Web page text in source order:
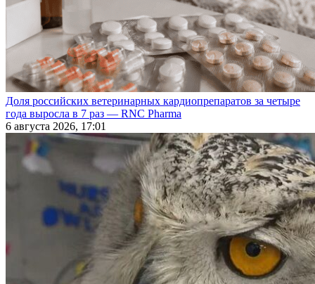
Доля российских ветеринарных кардиопрепаратов за четыре
года выросла в 7 раз — RNC Pharma
6 августа 2026, 17:01